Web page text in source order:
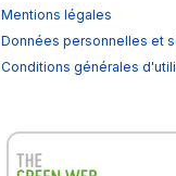
Mentions légales
Données personnelles et
Conditions générales